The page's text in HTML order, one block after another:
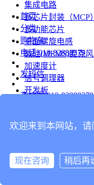
集成电路
多芯片封装（MCP）
多功能芯片
平面螺旋电感
微硅(MEMS)麦克
加速度计
信号调理器
开发板
台式仪表
连接器
首页
分类
购物车
电话 010-82888379
发短信
查地图 010-82888379
分享
欢迎来到本网站，请
现在咨询 稍后再